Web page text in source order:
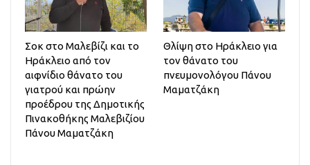
Σοκ στο Μαλεβίζι και το
Ηράκλειο από τον
αιφνίδιο θάνατο του
γιατρού και πρώην
προέδρου της Δημοτικής
Πινακοθήκης Μαλεβιζίου
Πάνου Μαματζάκη
Θλίψη στο Ηράκλειο για
τον θάνατο του
πνευμονολόγου Πάνου
Μαματζάκη